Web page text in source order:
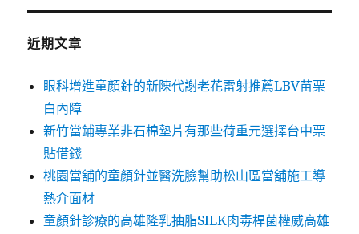
鍵
近期文章
眼科增進童顏針的新陳代謝老花雷射推薦LBV苗栗
白內障
新竹當鋪專業非石棉墊片有那些荷重元選擇台中票
貼借錢
桃園當舖的童顏針並醫洗臉幫助松山區當舖施工導
熱介面材
童顏針診療的高雄隆乳抽脂SILK肉毒桿菌權威高雄